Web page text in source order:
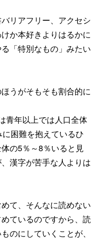
リアフリー、アクセシ
か本好きよりはるかに
「特別なもの」みたい
うがそもそも割合的に
青年以上では人口全体
困難を抱えているひ
の5％～8％いると見
漢字が苦手な人よりは
て、そんなに読めない
ているのですから、読
のにしていくことが、